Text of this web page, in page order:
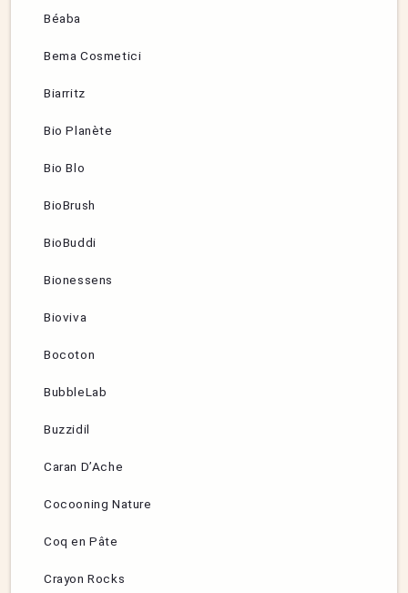
Béaba
Bema Cosmetici
Biarritz
Bio Planète
Bio Blo
BioBrush
BioBuddi
Bionessens
Bioviva
Bocoton
BubbleLab
Buzzidil
Caran D’Ache
Cocooning Nature
Coq en Pâte
Crayon Rocks